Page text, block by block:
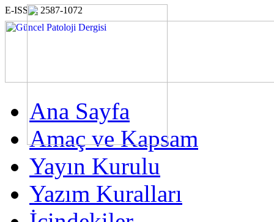
E-ISSN: 2587-1072
Ana Sayfa
Amaç ve Kapsam
Yayın Kurulu
Yazım Kuralları